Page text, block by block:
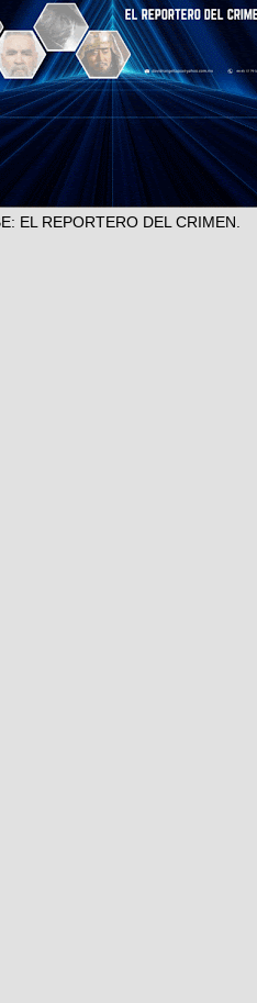
EL REPORTERO DEL CRIMEN.